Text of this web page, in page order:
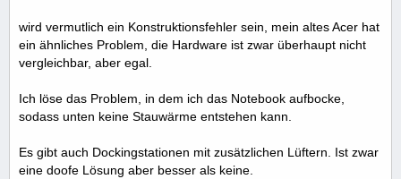
wird vermutlich ein Konstruktionsfehler sein, mein altes Acer hat
ein ähnliches Problem, die Hardware ist zwar überhaupt nicht
vergleichbar, aber egal.
Ich löse das Problem, in dem ich das Notebook aufbocke,
sodass unten keine Stauwärme entstehen kann.
Es gibt auch Dockingstationen mit zusätzlichen Lüftern. Ist zwar
eine doofe Lösung aber besser als keine.